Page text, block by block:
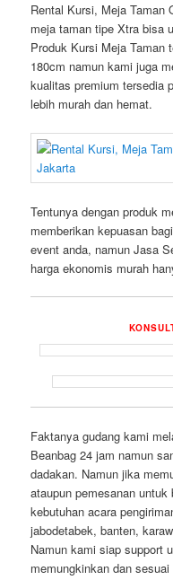
Rental Kursi, Meja Taman
meja taman tipe Xtra bisa
Produk Kursi Meja Taman
180cm namun kami juga
kualitas premium tersedia
lebih murah dan hemat.
Tentunya dengan produk
memberikan kepuasan
event anda, namun Jasa
harga ekonomis murah
Faktanya gudang kami
Beanbag 24 jam namun
dadakan. Namun jika
ataupun pemesanan
kebutuhan acara
jabodetabek, banten,
Namun kami siap support
memungkinkan dan